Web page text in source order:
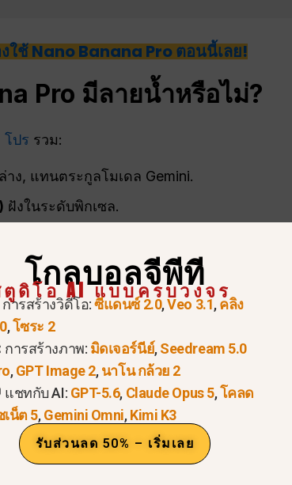
ใช้ Nano Banana Pro ตอนนี้เลย!
Pro มีลายน้ำหรือไม่?
โปร รวม:
ง, แทนตระกูลโมเดล Gemini.
ฝังในระดับพิกเซล.
. SynthID อาจยังคงอยู่แม้จะ
ลกระทบต่อคุณภาพที่มองเห็นได้.
งานเนื่องจาก:
Photoshop
ายหรือสม่ำเสมอ
ย่างชาญฉลาดบริเวณที่เบลอเพื่อผลิต
ผลลัพธ์
โกลบอลจีพีที
ดิโอ AI แบบครบวงจร
การสร้างวิดีโอ:ซีแดนซ์ 2.0,Veo 3.1,คลิง
,โซระ 2
การสร้างภาพ: มิดเจอร์นีย์,Seedream 5.0
,GPT Image 2,นาโน กล้วย 2
แชทกับ AI: GPT-5.6, Claude Opus 5,โคลด
เน็ต 5,Gemini Omni,Kimi K3
รับส่วนลด 50% – เริ่มเลย